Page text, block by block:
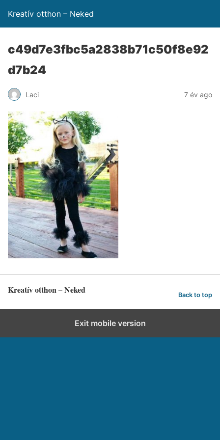
Kreatív otthon – Neked
c49d7e3fbc5a2838b71c50f8e92
d7b24
Laci 7 év ago
Kreatív otthon – Neked Back to top
Exit mobile version